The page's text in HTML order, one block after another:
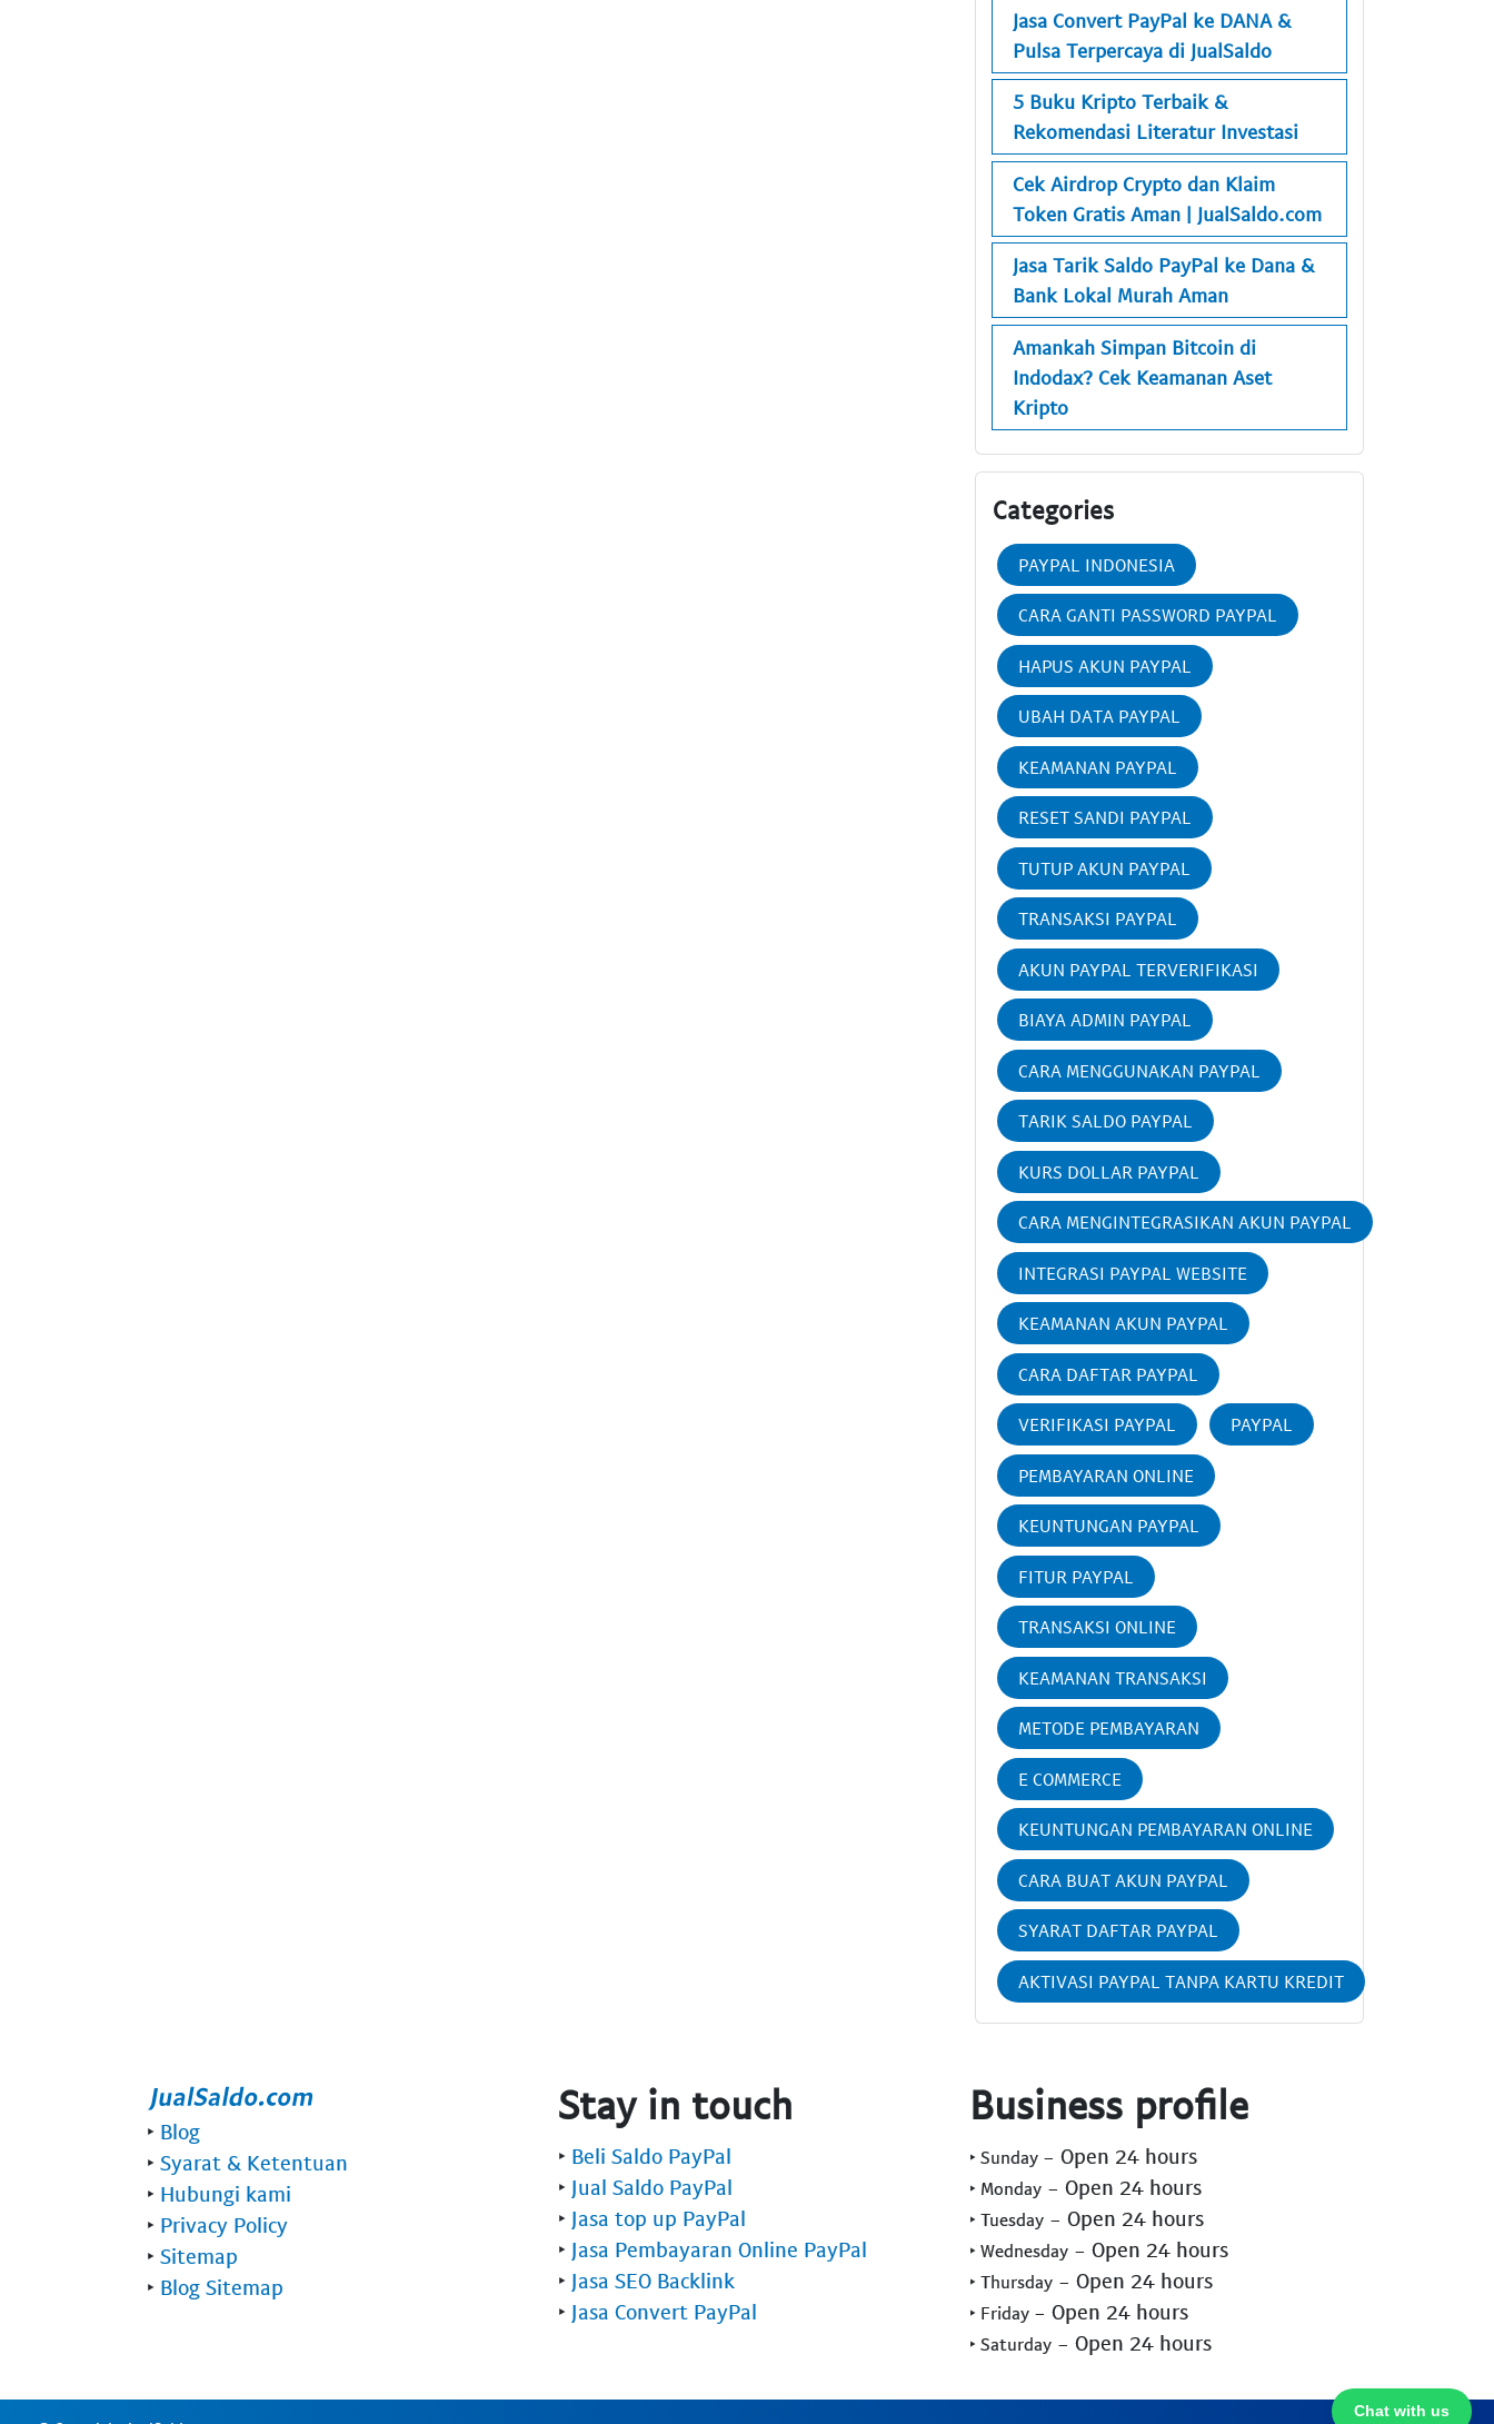
Jasa Convert PayPal ke DANA &
Pulsa Terpercaya di JualSaldo
5 Buku Kripto Terbaik &
Rekomendasi Literatur Investasi
Cek Airdrop Crypto dan Klaim
Token Gratis Aman | JualSaldo.com
Jasa Tarik Saldo PayPal ke Dana &
Bank Lokal Murah Aman
Amankah Simpan Bitcoin di
Indodax? Cek Keamanan Aset
Kripto
Categories
PAYPAL INDONESIA
CARA GANTI PASSWORD PAYPAL
HAPUS AKUN PAYPAL
UBAH DATA PAYPAL
KEAMANAN PAYPAL
RESET SANDI PAYPAL
TUTUP AKUN PAYPAL
TRANSAKSI PAYPAL
AKUN PAYPAL TERVERIFIKASI
BIAYA ADMIN PAYPAL
CARA MENGGUNAKAN PAYPAL
TARIK SALDO PAYPAL
KURS DOLLAR PAYPAL
CARA MENGINTEGRASIKAN AKUN PAYPAL
INTEGRASI PAYPAL WEBSITE
KEAMANAN AKUN PAYPAL
CARA DAFTAR PAYPAL
VERIFIKASI PAYPAL PAYPAL
PEMBAYARAN ONLINE
KEUNTUNGAN PAYPAL
FITUR PAYPAL
TRANSAKSI ONLINE
KEAMANAN TRANSAKSI
METODE PEMBAYARAN
E COMMERCE
KEUNTUNGAN PEMBAYARAN ONLINE
CARA BUAT AKUN PAYPAL
SYARAT DAFTAR PAYPAL
AKTIVASI PAYPAL TANPA KARTU KREDIT
Chat with us
‣ Blog
‣ Syarat & Ketentuan
‣ Hubungi kami
‣ Privacy Policy
‣ Sitemap
‣ Blog Sitemap
Stay in touch
‣ Beli Saldo PayPal
‣ Jual Saldo PayPal
‣ Jasa top up PayPal
‣ Jasa Pembayaran Online PayPal
‣ Jasa SEO Backlink
‣ Jasa Convert PayPal
Business profile
‣ Sunday - Open 24 hours
‣ Monday - Open 24 hours
‣ Tuesday - Open 24 hours
‣ Wednesday - Open 24 hours
‣ Thursday - Open 24 hours
‣ Friday - Open 24 hours
‣ Saturday - Open 24 hours